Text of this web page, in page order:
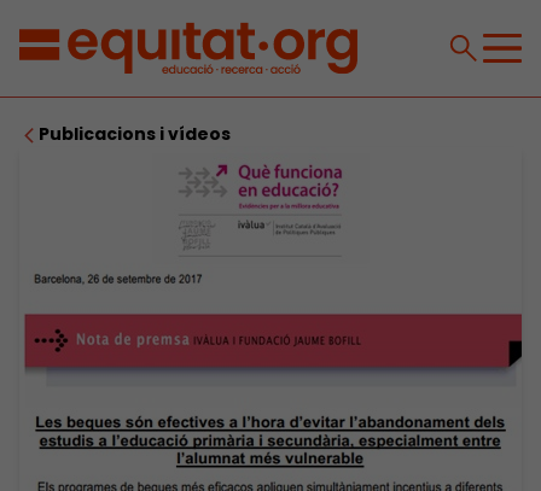
Publicacions i vídeos